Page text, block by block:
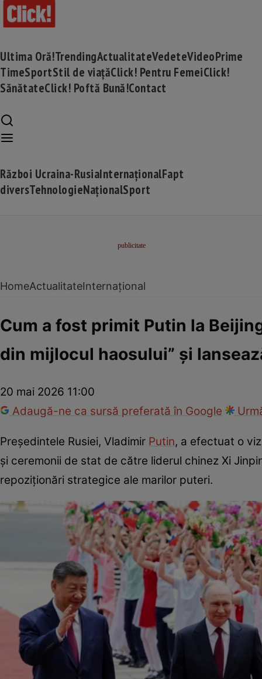
Ultima Oră!TrendingActualitateVedeteVideoPrime
TimeSportStil de viațăClick! Pentru FemeiClick!
SănătateClick! Poftă Bună!Contact
Război Ucraina-RusiaInternaționalFapt
diversTehnologieNaționalSport
HomeActualitateInternațional
Cum a fost primit Putin la
din mijlocul haosului” și
20 mai 2026 11:00
Adaugă-ne ca sursă preferată în Google
Președintele Rusiei, Vladimir Putin, a efectuat o
și ceremonii de stat de către liderul chinez Xi
repoziționări strategice ale marilor puteri.